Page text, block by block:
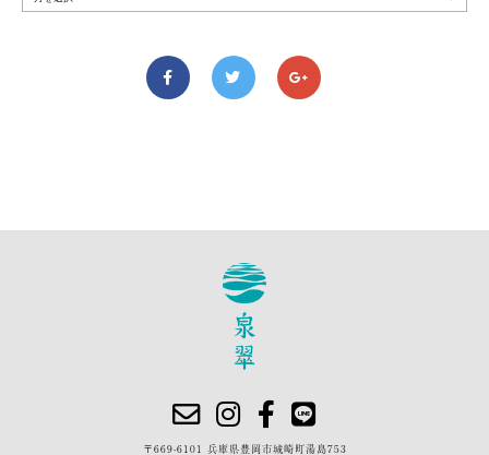
〒669-6101 兵庫県豊岡市城崎町湯島753